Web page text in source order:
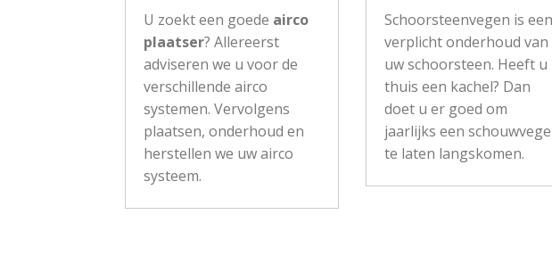
U zoekt een goede airco
plaatser? Allereerst
adviseren we u voor de
verschillende airco
systemen. Vervolgens
plaatsen, onderhoud en
herstellen we uw airco
systeem.
Schoorsteenvegen is een
verplicht onderhoud van
uw schoorsteen. Heeft u
thuis een kachel? Dan
doet u er goed om
jaarlijks een
te laten langskomen.